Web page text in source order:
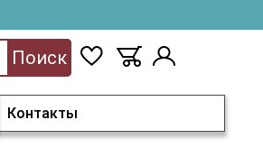
Контакты
Поиск